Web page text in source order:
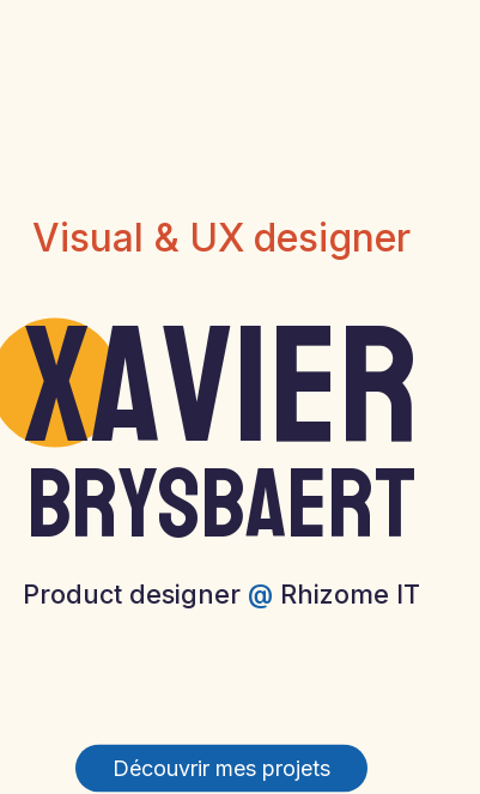
Visual & UX designer
Xavier
brysbaert
Product designer @ Rhizome IT
Découvrir mes projets